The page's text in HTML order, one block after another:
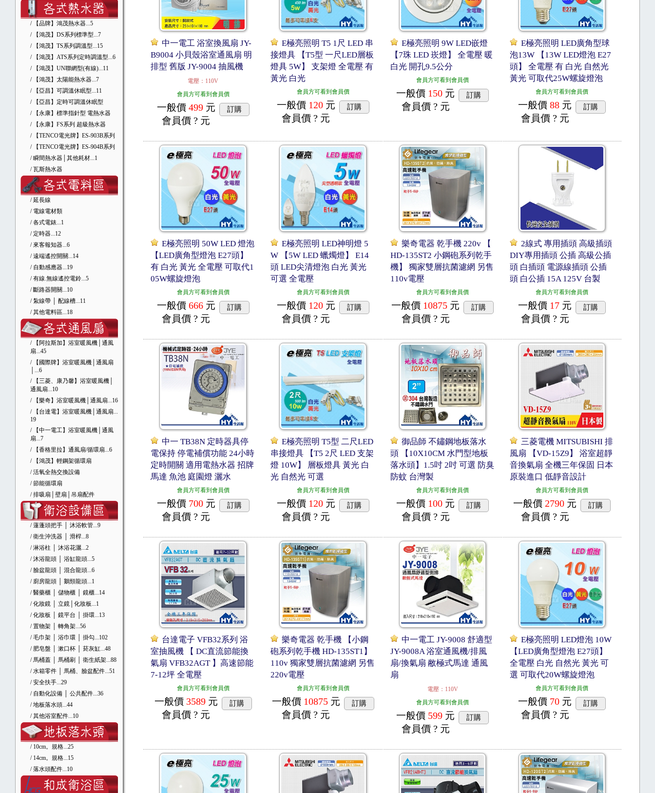
/ 【品牌】鴻茂熱水器...5
/ 【鴻茂】DS系列標準型...7
/ 【鴻茂】TS系列調溫型...15
/ 【鴻茂】ATS系列定時調溫型...6
/ 【鴻茂】UN聯網型(有線)...11
/ 【鴻茂】太陽能熱水器...7
/ 【亞昌】可調溫休眠型...11
/ 【亞昌】定時可調溫休眠型
/ 【永康】標準指針型 電熱水器
/ 【永康】FS系列 超級熱水器
/ 【TENCO電光牌】ES-903B系列
/ 【TENCO電光牌】ES-904B系列
/ 瞬間熱水器│其他耗材...1
/ 瓦斯熱水器
/ 延長線
/ 電線電材類
/ 各式電錶...1
/ 定時器...12
/ 來客報知器...6
/ 遠端遙控開關...14
/ 自動感應器...19
/ 有線.無線遙控電鈴...5
/ 斷路器開關...10
/ 紮線帶 │ 配線槽...11
/ 其他電料區...18
/ 【阿拉斯加】浴室暖風機│通風
扇...45
/ 【國際牌】浴室暖風機│通風扇
...6
/ 【三菱、康乃馨】浴室暖風機│
通風扇...10
/ 【樂奇】浴室暖風機│通風扇...16
/ 【台達電】浴室暖風機│通風扇...
19
/ 【中一電工】浴室暖風機│通風
扇...7
/ 【香格里拉】通風扇/循環扇...6
/ 【鴻茂】輕鋼架循環扇
/ 活氧全熱交換設備
/ 節能循環扇
/ 排吸扇│壁扇│吊扇配件
/ 蓮蓬頭把手 │ 沐浴軟管...9
/ 衛生沖洗器 │ 滑桿...8
/ 淋浴柱 │ 沐浴花灑...2
/ 沐浴龍頭 │ 浴缸龍頭...5
/ 臉盆龍頭 │ 混合龍頭...6
/ 廚房龍頭 │ 鵝頸龍頭...1
/ 醫藥櫃 │ 儲物櫃 │ 鏡櫃...14
/ 化妝鏡 │ 立鏡│化妝板...1
/ 化妝板 │ 鏡平台 │ 掛環...13
/ 置物架 │ 轉角架...56
/ 毛巾架 │ 浴巾環 │ 掛勾...102
/ 肥皂盤 │ 漱口杯 │ 菸灰缸...48
/ 馬桶蓋 │ 馬桶刷 │ 衛生紙架...88
/ 水箱零件 │ 馬桶、臉盆配件...51
/ 安全扶手...29
/ 自動化設備 │ 公共配件...36
/ 地板落水頭...44
/ 其他浴室配件...10
/ 10cm。規格...25
/ 14cm。規格...15
/ 落水頭配件...10
中一電工 浴室換風扇 JY-
B9004 小貝殼浴室通風扇 明
排型 舊版 JY-9004 抽風機
電壓：110V
會員方可看到會員價
一般價 499元
會員價 ? 元
訂購
E極亮照明 T5 1尺 LED 串
接燈具 【T5型 一尺LED層板
燈具 5W】 支架燈 全電壓 有
黃光 白光
會員方可看到會員價
一般價 120元
會員價 ? 元
訂購
E極亮照明 9W LED嵌燈
【7珠 LED 崁燈】 全電壓 暖
白光 開孔9.5公分
會員方可看到會員價
一般價 150 元
會員價 ? 元
訂購
E極亮照明 LED廣角型球
泡13W 【13W LED燈泡 E27
頭】 全電壓 有 白光 自然光
黃光 可取代25W螺旋燈泡
會員方可看到會員價
一般價 88 元
會員價 ? 元
訂購
E極亮照明 50W LED 燈泡
【LED廣角型燈泡 E27頭】
有 白光 黃光 全電壓 可取代1
05W螺旋燈泡
會員方可看到會員價
一般價 666元
會員價 ? 元
訂購
E極亮照明 LED神明燈 5
W 【5W LED 蠟燭燈】 E14
頭 LED尖清燈泡 白光 黃光
可選 全電壓
會員方可看到會員價
一般價 120元
會員價 ? 元
訂購
樂奇電器 乾手機 220v 【
HD-135ST2 小鋼砲系列乾手
機】 獨家雙層抗菌濾網 另售
110v電壓
會員方可看到會員價
一般價 10875 元
會員價 ? 元
訂購
2線式 專用插頭 高級插頭
DIY專用插頭 公插 高級公插
頭 白插頭 電源線插頭 公插
頭 白公插 15A 125V 台製
會員方可看到會員價
一般價 17 元
會員價 ? 元
訂購
中一 TB38N 定時器具停
電保持 停電補償功能 24小時
定時開關 適用電熱水器 招牌
馬達 魚池 庭園燈 灑水
會員方可看到會員價
一般價 700元
會員價 ? 元
訂購
E極亮照明 T5型 二尺LED
串接燈具 【T5 2尺 LED 支架
燈 10W】 層板燈具 黃光 白
光 自然光 可選
會員方可看到會員價
一般價 120元
會員價 ? 元
訂購
御品師 不鏽鋼地板落水
頭 【10X10CM 水門型地板
落水頭】1.5吋 2吋 可選 防臭
防蚊 台灣製
會員方可看到會員價
一般價 100 元
會員價 ? 元
訂購
三菱電機 MITSUBISHI 排
風扇 【VD-15Z9】 浴室超靜
音換氣扇 全機三年保固 日本
原裝進口 低靜音設計
會員方可看到會員價
一般價 2790 元
會員價 ? 元
訂購
台達電子 VFB32系列 浴
室抽風機 【 DC直流節能換
氣扇 VFB32AGT 】高速節能
7-12坪 全電壓
會員方可看到會員價
一般價 3589元
會員價 ? 元
訂購
樂奇電器 乾手機 【小鋼
砲系列乾手機 HD-135ST1】
110v 獨家雙層抗菌濾網 另售
220v電壓
會員方可看到會員價
一般價 10875元
會員價 ? 元
訂購
中一電工 JY-9008 舒適型
JY-9008A 浴室通風機/排風
扇/換氣扇 敝極式馬達 通風
扇
電壓：110V
會員方可看到會員價
一般價 599 元
會員價 ? 元
訂購
E極亮照明 LED燈泡 10W
【LED廣角型燈泡 E27頭】
全電壓 白光 自然光 黃光 可
選 可取代20W螺旋燈泡
會員方可看到會員價
一般價 70 元
會員價 ? 元
訂購